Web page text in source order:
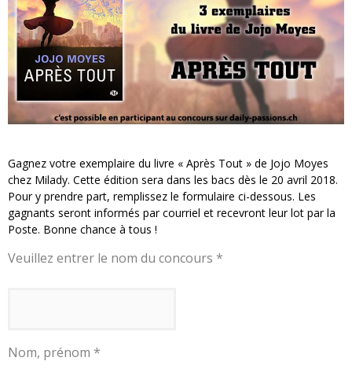
Assassin's Creed Black Flag Resynced
« Le Vent dand les Saules » - Une Belle Histoire !
« Damn Them All » - Un duo de Choc !
Yoshi and the mysterious book
Gagnez votre exemplaire du livre « Après Tout » de Jojo Moyes
chez Milady. Cette édition sera dans les bacs dès le 20 avril 2018.
Pour y prendre part, remplissez le formulaire ci-dessous. Les
gagnants seront informés par courriel et recevront leur lot par la
Poste. Bonne chance à tous !
Veuillez entrer le nom du concours *
Nom, prénom *